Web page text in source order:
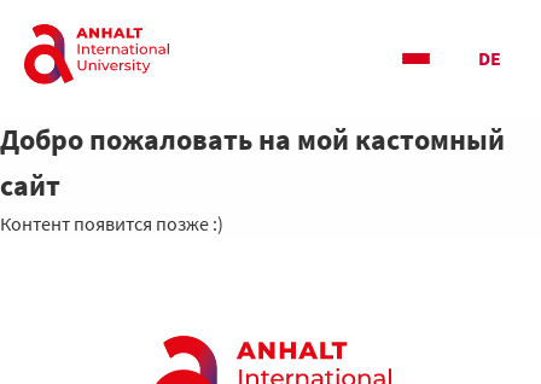
DE
Добро пожаловать на мой кастомный
сайт
Контент появится позже :)